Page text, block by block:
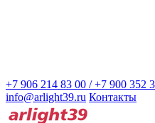
+7 906 214 83 00 / +7 900 352
info@arlight39.ru Контакты